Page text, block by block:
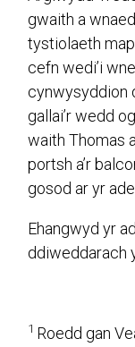
gwaith a
tystiolaeth
cefn wedi’i
cynwysyddion
gallai’r wedd
waith Thomas
portsh a’r
gosod ar yr
Ehangwyd yr
ddiweddarach
1 Roedd gan